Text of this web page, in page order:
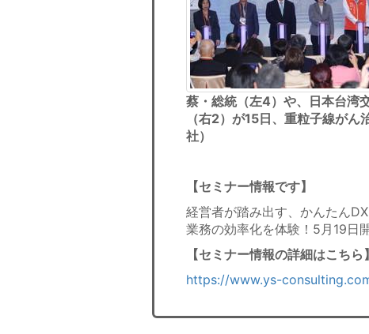
蔡・総統（左4）や、日本台湾
（右2）が15日、重粒子線が
社）
【セミナー情報です】
経営者が踏み出す、かんたん
業務の効率化を体験！5月19日
【セミナー情報の詳細はこちら】
https://www.ys-